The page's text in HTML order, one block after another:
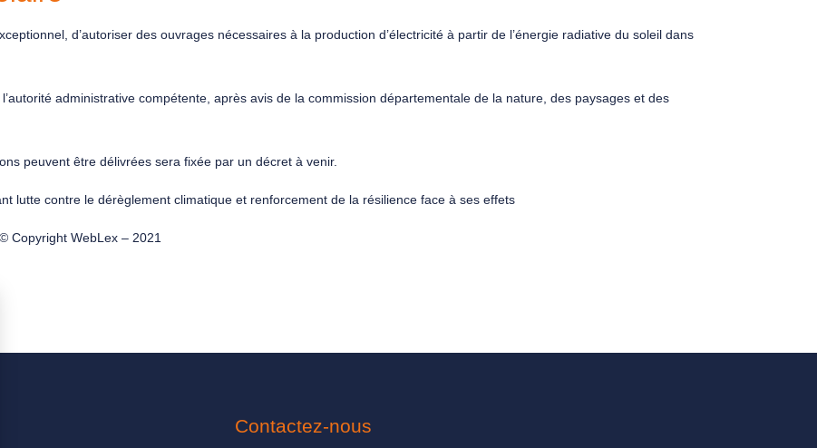
d’autoriser des ouvrages nécessaires à la production d’électricité à partir de l’énergie radiative du soleil dans
administrative compétente, après avis de la commission départementale de la nature, des paysages et des
peuvent être délivrées sera fixée par un décret à venir.
lutte contre le dérèglement climatique et renforcement de la résilience face à ses effets
© Copyright WebLex – 2021
Contactez-nous